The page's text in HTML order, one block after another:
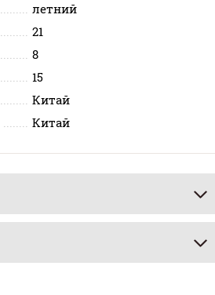
летний
21
8
15
Китай
Китай